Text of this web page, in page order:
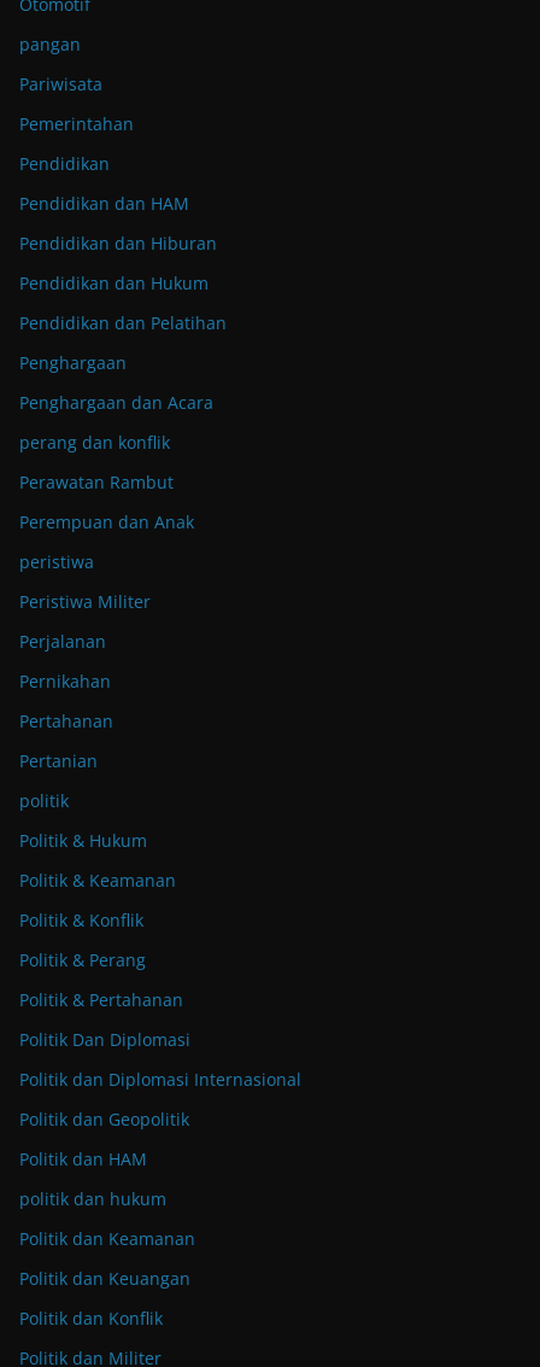
Otomotif
pangan
Pariwisata
Pemerintahan
Pendidikan
Pendidikan dan HAM
Pendidikan dan Hiburan
Pendidikan dan Hukum
Pendidikan dan Pelatihan
Penghargaan
Penghargaan dan Acara
perang dan konflik
Perawatan Rambut
Perempuan dan Anak
peristiwa
Peristiwa Militer
Perjalanan
Pernikahan
Pertahanan
Pertanian
politik
Politik & Hukum
Politik & Keamanan
Politik & Konflik
Politik & Perang
Politik & Pertahanan
Politik Dan Diplomasi
Politik dan Diplomasi Internasional
Politik dan Geopolitik
Politik dan HAM
politik dan hukum
Politik dan Keamanan
Politik dan Keuangan
Politik dan Konflik
Politik dan Militer